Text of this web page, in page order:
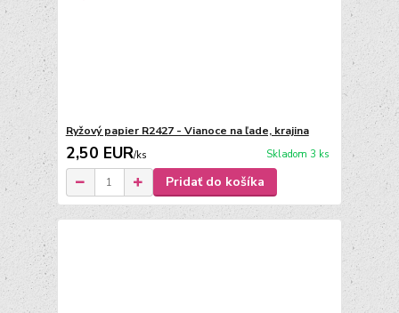
Ryžový papier R2427 - Vianoce na ľade, krajina
2,50 EUR/ks Skladom 3 ks
Pridať do košíka